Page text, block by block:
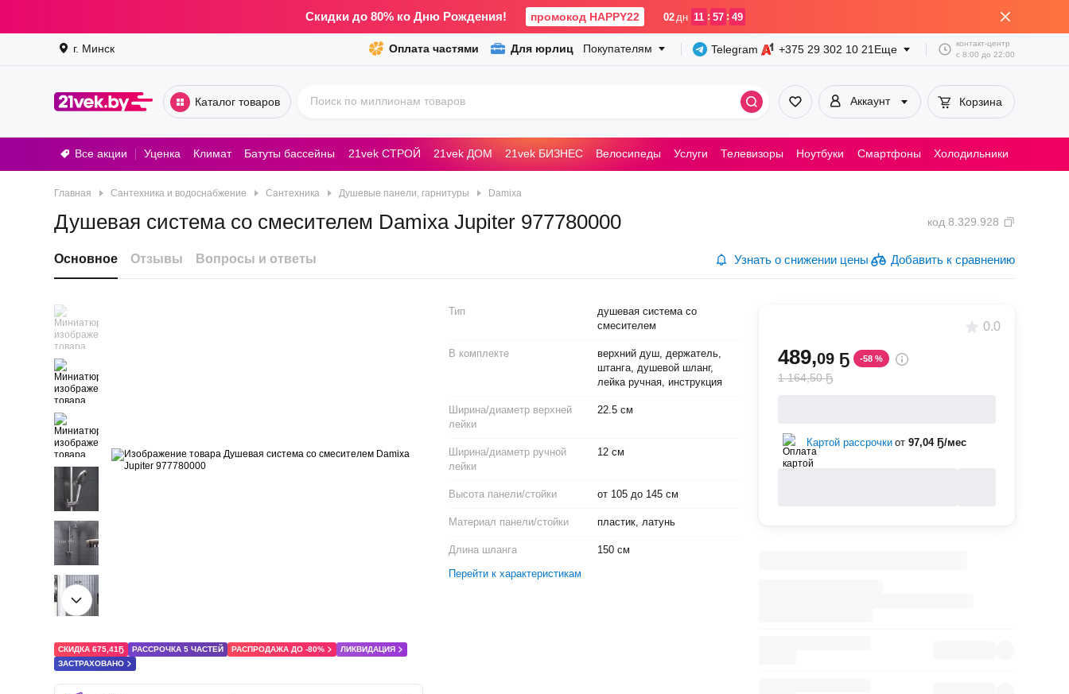
Скидки до 80% ко Дню Рождения! промокод HAPPY22 02 дн 11 : 57 : 49
г. Минск Оплата частями Для юрлиц Покупателям Telegram +375 29 302 10 21 Еще
контакт-центр
с 8:00 до 22:00
Каталог товаров Аккаунт Корзина
Все акции Уценка Климат Батуты бассейны 21vek СТРОЙ 21vek ДОМ 21vek БИЗНЕС Велосипеды Услуги Телевизоры Ноутбуки Смартфоны Холодильники
Стиральные машины Damixa
Душевые панели, гарнитуры
Сантехника
Сантехника и водоснабжение
Главная
Душевая система со смесителем Damixa Jupiter 977780000 код 8.329.928
Основное Отзывы Вопросы и ответы Узнать о снижении цены Добавить к сравнению
СКИДКА 675,41Ҕ РАССРОЧКА 5 ЧАСТЕЙ РАСПРОДАЖА ДО -80%
ЛИКВИДАЦИЯ
ЗАСТРАХОВАНО
Тип
душевая система со
смесителем
В комплекте
верхний душ, держатель,
штанга, душевой шланг,
лейка ручная, инструкция
Ширина/диаметр верхней
лейки
22.5 см
Ширина/диаметр ручной
лейки
12 см
Высота панели/стойки от 105 до 145 см
Материал панели/стойки пластик, латунь
Длина шланга
150 см
Перейти к характеристикам
0.0
489,09 Ҕ -58 %
1 164,50 Ҕ
Картой рассрочки от 97,04 Ҕ/мес